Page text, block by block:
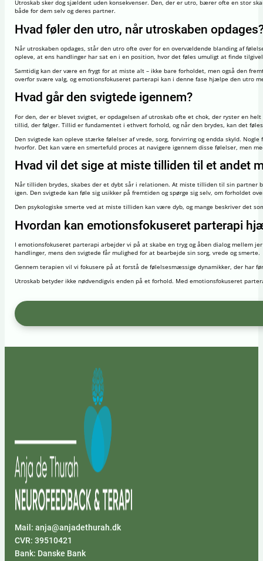
Utroskab sker dog sjældent uden konsekvenser. Den, der er utro, bærer ofte en stor
både for dem selv og deres partner.
Hvad føler den utro, når utroskaben
Når utroskaben opdages, står den utro ofte over for en overvældende blanding af
opleve, at ens handlinger har sat en i en position, hvor det føles umuligt at finde
Samtidig kan der være en frygt for at miste alt – ikke bare forholdet, men også den
overfor svære valg, og emotionsfokuseret parterapi kan i denne fase hjælpe den utro
Hvad går den svigtede igennem?
For den, der er blevet svigtet, er opdagelsen af utroskab ofte et chok, der ryster en
tillid, der følger. Tillid er fundamentet i ethvert forhold, og når den brydes, kan det
Den svigtede kan opleve stærke følelser af vrede, sorg, forvirring og endda skyld.
hvorfor. Det kan være en smertefuld proces at navigere igennem disse følelser, men
Hvad vil det sige at miste tilliden til et andet
Når tilliden brydes, skabes der et dybt sår i relationen. At miste tilliden til sin partner
igen. Den svigtede kan føle sig usikker på fremtiden og spørge sig selv, om forholdet
Den psykologiske smerte ved at miste tilliden kan være dyb, og mange beskriver det
Hvordan kan emotionsfokuseret parterapi
I emotionsfokuseret parterapi arbejder vi på at skabe en tryg og åben dialog mellem
handlinger, mens den svigtede får mulighed for at bearbejde sin sorg, vrede og smerte.
Gennem terapien vil vi fokusere på at forstå de følelsesmæssige dynamikker, der har
Utroskab betyder ikke nødvendigvis enden på et forhold. Med emotionsfokuseret
Mail: anja@anjadethurah.dk
CVR: 39510421
Bank: Danske Bank